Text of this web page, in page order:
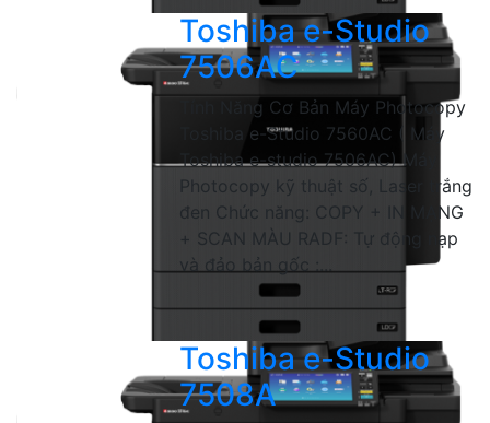
Toshiba e-Studio
7506AC
Tính Năng Cơ Bản Máy Photocopy
Toshiba e-Studio 7560AC ( Máy
Toshiba e-studio 7506AC) Máy
Photocopy kỹ thuật số, Laser trắng
đen Chức năng: COPY + IN MẠNG
+ SCAN MÀU RADF: Tự động nạp
và đảo bản gốc :...
Toshiba e-Studio
7508A